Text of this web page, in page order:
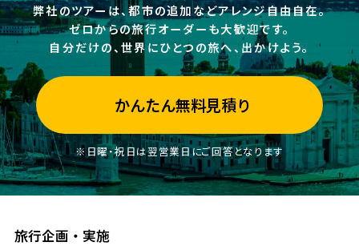
弊社のツアーは、都市の追加などアレンジ自由自在。
ゼロからの旅行オーダーも大歓迎です。
自分だけの、世界にひとつの旅へ、出かけよう。
かんたん無料見積り
※日曜・祝日は翌営業日にご回答となります
旅行企画・実施